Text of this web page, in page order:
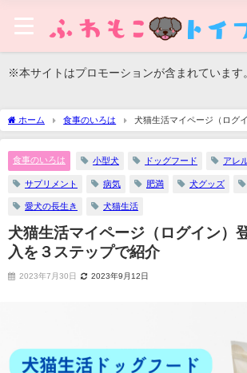
※本サイトはプロモーションが含まれています
ホーム 食事のいろは
犬猫生活マイページ（ログ
３ステップで紹介
食事のいろは 小型犬 ドッグフード アレ
サプリメント 病気 肥満 犬グッズ
愛犬の長生き 犬猫生活
犬猫生活マイページ（ログイン）
入を３ステップで紹介
2023年7月30日 2023年9月12日